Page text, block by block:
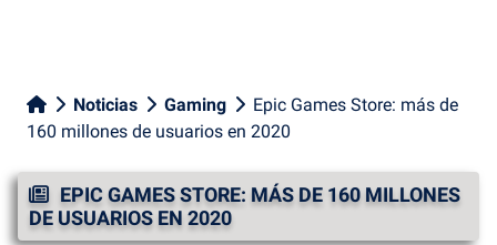
Noticias Gaming
Epic Games Store: más de
160 millones de usuarios en 2020
EPIC GAMES STORE: MÁS DE 160 MILLONES
DE USUARIOS EN 2020